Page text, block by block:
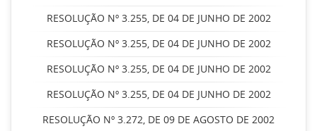
RESOLUÇÃO Nº 3.255, DE 04 DE JUNHO DE 2002
RESOLUÇÃO Nº 3.255, DE 04 DE JUNHO DE 2002
RESOLUÇÃO Nº 3.255, DE 04 DE JUNHO DE 2002
RESOLUÇÃO Nº 3.255, DE 04 DE JUNHO DE 2002
RESOLUÇÃO Nº 3.272, DE 09 DE AGOSTO DE 2002